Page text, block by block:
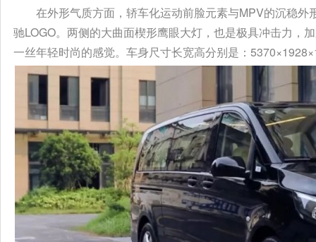
在外形气质方面，轿车化运动前脸元素与MPV的沉稳
驰LOGO。两侧的大曲面楔形鹰眼大灯，也是极具冲击力，
一丝年轻时尚的感觉。车身尺寸长宽高分别是：